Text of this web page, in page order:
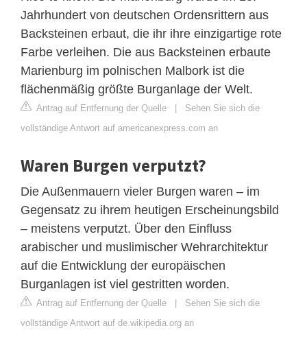
Jahrhundert von deutschen Ordensrittern aus
Backsteinen erbaut, die ihr ihre einzigartige rote
Farbe verleihen. Die aus Backsteinen erbaute
Marienburg im polnischen Malbork ist die
flächenmäßig größte Burganlage der Welt.
Antrag auf Entfernung der Quelle | Sehen Sie sich die
vollständige Antwort auf americanexpress.com an
Waren Burgen verputzt?
Die Außenmauern vieler Burgen waren – im
Gegensatz zu ihrem heutigen Erscheinungsbild
– meistens verputzt. Über den Einfluss
arabischer und muslimischer Wehrarchitektur
auf die Entwicklung der europäischen
Burganlagen ist viel gestritten worden.
Antrag auf Entfernung der Quelle | Sehen Sie sich die
vollständige Antwort auf de.wikipedia.org an